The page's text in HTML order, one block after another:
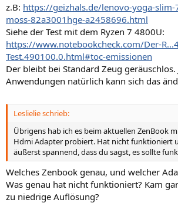
z.B: https://geizhals.de/lenovo-yoga-
moss-82a3001hge-a2458696.html
Siehe der Test mit dem Ryzen 7 4800U:
https://www.notebookcheck.com/Der-
Test.490100.0.html#toc-emissionen
Der bleibt bei Standard Zeug geräuschlos.
Anwendungen natürlich kann sich das
Leslielie schrieb:
Übrigens hab ich es beim aktuellen ZenBook
Hdmi Adapter probiert. Hat nicht funktioniert
äußerst spannend, dass du sagst, es sollte
Welches Zenbook genau, und welcher
Was genau hat nicht funktioniert? Kam
zu niedrige Auflösung?